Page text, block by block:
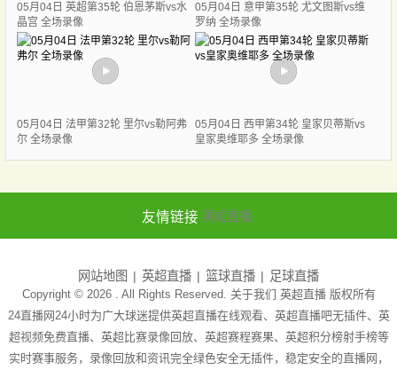
05月04日 英超第35轮 伯恩茅斯vs水
晶宫 全场录像
05月04日 意甲第35轮 尤文图斯vs维
罗纳 全场录像
05月04日 法甲第32轮 里尔vs勒阿弗
尔 全场录像
05月04日 西甲第34轮 皇家贝蒂斯vs
皇家奥维耶多 全场录像
友情链接 英超直播
网站地图 英超直播 篮球直播 足球直播
Copyright © 2026 . All Rights Reserved. 关于我们 英超直播版权所有
24直播网24小时为广大球迷提供英超直播在线观看、英超直播吧无插件、英
超视频免费直播、英超比赛录像回放、英超赛程赛果、英超积分榜射手榜等
实时赛事服务，录像回放和资讯完全绿色安全无插件，稳定安全的直播网，